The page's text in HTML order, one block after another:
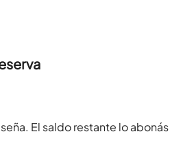
El saldo restante lo abonás